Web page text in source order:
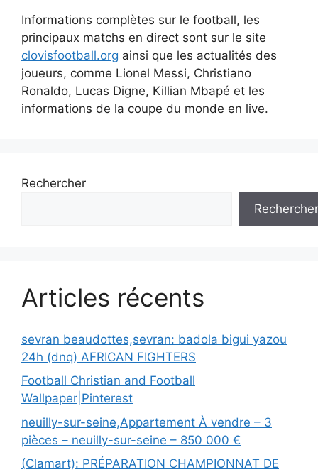
Informations complètes sur le football, les
principaux matchs en direct sont sur le site
clovisfootball.org ainsi que les actualités des
joueurs, comme Lionel Messi, Christiano
Ronaldo, Lucas Digne, Killian Mbapé et les
informations de la coupe du monde en live.
Rechercher
Rechercher
Articles récents
sevran beaudottes,sevran: badola bigui yazou
24h (dnq) AFRICAN FIGHTERS
Football Christian and Football
Wallpaper|Pinterest
neuilly-sur-seine,Appartement À vendre – 3
pièces – neuilly-sur-seine – 850 000 €
(Clamart): PRÉPARATION CHAMPIONNAT DE